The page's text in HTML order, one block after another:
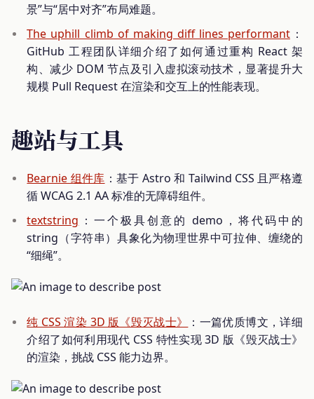
景”与“居中对齐”布局难题。
The uphill climb of making diff lines performant：
GitHub 工程团队详细介绍了如何通过重构 React 架
构、减少 DOM 节点及引入虚拟滚动技术，显著提升大
规模 Pull Request 在渲染和交互上的性能表现。
趣站与工具
Bearnie 组件库 ：基于 Astro 和 Tailwind CSS 且严格遵
循 WCAG 2.1 AA 标准的无障碍组件。
textstring ：一个极具创意的 demo，将代码中的
string（字符串）具象化为物理世界中可拉伸、缠绕的
“细绳”。
纯 CSS 渲染 3D 版《毁灭战士》
：一篇优质博文，详细
介绍了如何利用现代 CSS 特性实现 3D 版《毁灭战士》
的渲染，挑战 CSS 能力边界。